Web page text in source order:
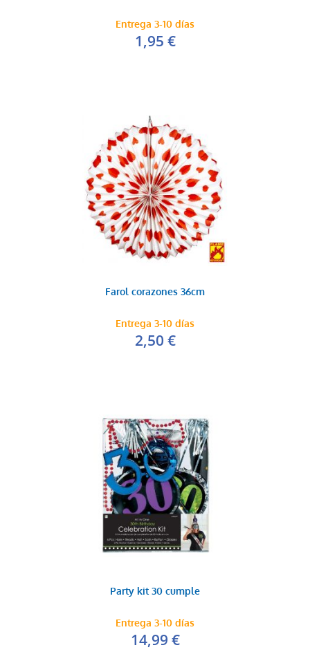
Entrega 3-10 días
1,95 €
Farol corazones 36cm
Entrega 3-10 días
2,50 €
Party kit 30 cumple
Entrega 3-10 días
14,99 €